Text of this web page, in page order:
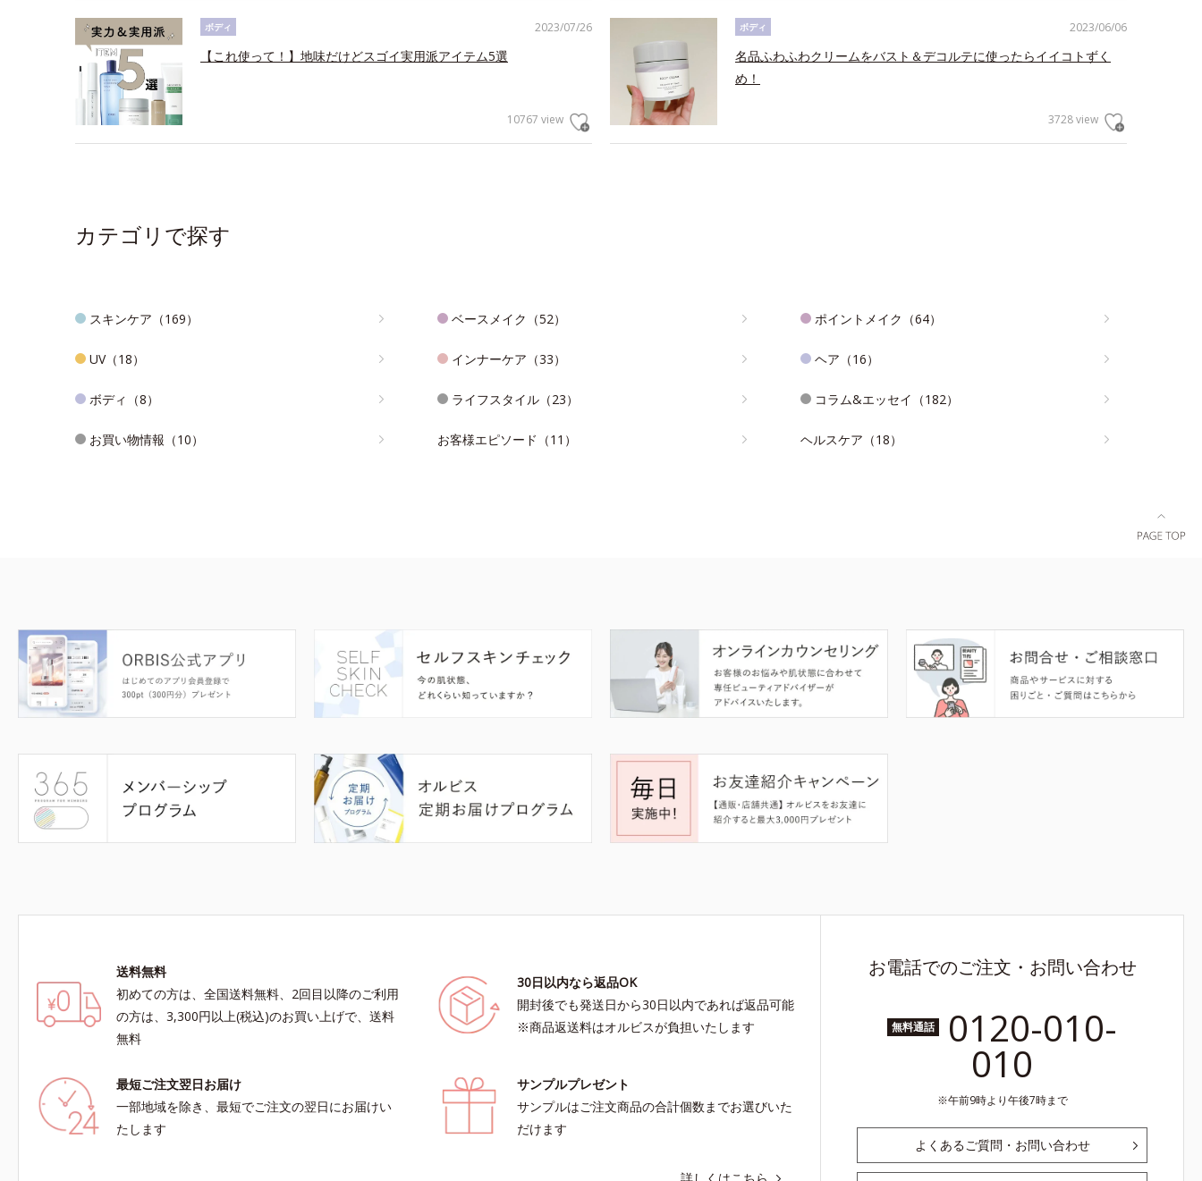
2023/07/26
ボディ
【これ使って！】地味だけどスゴイ実用派アイテム5選
10767 view
2023/06/06
ボディ
名品ふわふわクリームをバスト＆デコルテに使ったらイイコトずく
め！
3728 view
カテゴリで探す
スキンケア（169） ベースメイク（52） ポイントメイク（64）
UV（18） インナーケア（33） ヘア（16）
ボディ（8） ライフスタイル（23） コラム&エッセイ（182）
お買い物情報（10） お客様エピソード（11） ヘルスケア（18）
送料無料
初めての方は、全国送料無料、2回目以降のご利用
の方は、3,300円以上(税込)のお買い上げで、送料
無料
30日以内なら返品OK
開封後でも発送日から30日以内であれば返品可能
※商品返送料はオルビスが負担いたします
最短ご注文翌日お届け
一部地域を除き、最短でご注文の翌日にお届けい
たします
サンプルプレゼント
サンプルはご注文商品の合計個数までお選びいた
だけます
お電話でのご注文・お問い合わせ
無料通話 0120-010-
010
午前9時より午後7時まで
よくあるご質問・お問い合わせ